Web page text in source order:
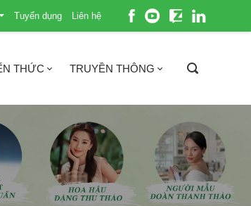
Tuyển dụng Liên hệ
THỨC TRUYỀN THÔNG